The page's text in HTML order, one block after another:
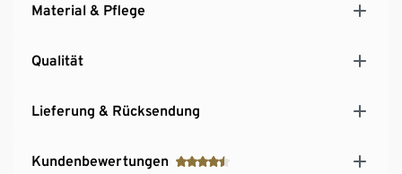
Material & Pflege
Qualität
Lieferung & Rücksendung
Kundenbewertungen